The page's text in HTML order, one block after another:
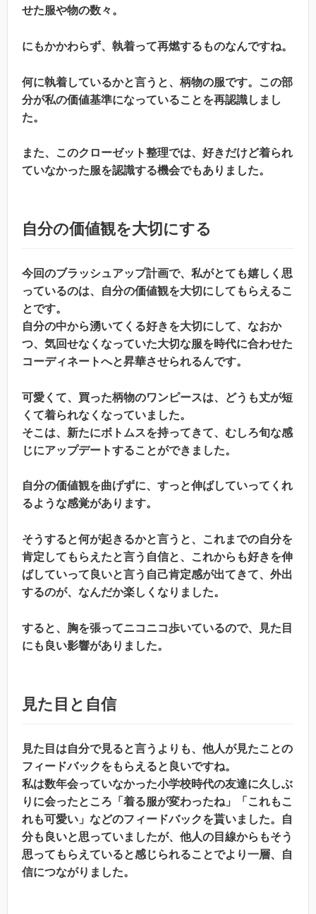
せた服や物の数々。
にもかかわらず、執着って再燃するものなんですね。
何に執着しているかと言うと、柄物の服です。この部
分が私の価値基準になっていることを再認識しまし
た。
また、このクローゼット整理では、好きだけど着られ
ていなかった服を認識する機会でもありました。
自分の価値観を大切にする
今回のブラッシュアップ計画で、私がとても嬉しく思
っているのは、自分の価値観を大切にしてもらえるこ
とです。
自分の中から湧いてくる好きを大切にして、なおか
つ、気回せなくなっていた大切な服を時代に合わせた
コーディネートへと昇華させられるんです。
可愛くて、買った柄物のワンピースは、どうも丈が短
くて着られなくなっていました。
そこは、新たにボトムスを持ってきて、むしろ旬な感
じにアップデートすることができました。
自分の価値観を曲げずに、すっと伸ばしていってくれ
るような感覚があります。
そうすると何が起きるかと言うと、これまでの自分を
肯定してもらえたと言う自信と、これからも好きを伸
ばしていって良いと言う自己肯定感が出てきて、外出
するのが、なんだか楽しくなりました。
すると、胸を張ってニコニコ歩いているので、見た目
にも良い影響がありました。
見た目と自信
見た目は自分で見ると言うよりも、他人が見たことの
フィードバックをもらえると良いですね。
私は数年会っていなかった小学校時代の友達に久しぶ
りに会ったところ「着る服が変わったね」「これもこ
れも可愛い」などのフィードバックを貰いました。自
分も良いと思っていましたが、他人の目線からもそう
思ってもらえていると感じられることでより一層、自
信につながりました。